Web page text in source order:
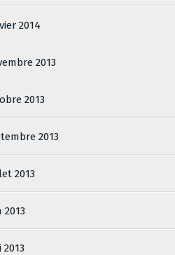
2014
2013
2013
2013
2013
2013
2013